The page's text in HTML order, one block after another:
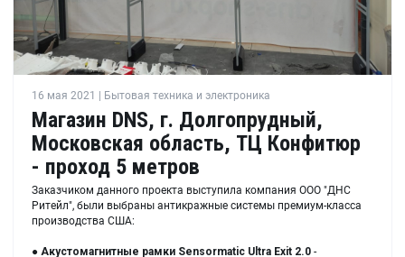
16 мая 2021 | Бытовая техника и электроника
Магазин DNS, г. Долгопрудный,
Московская область, ТЦ Конфитюр
- проход 5 метров
Заказчиком данного проекта выступила компания ООО "ДНС
Ритейл", были выбраны антикражные системы премиум-класса
производства США:
● Акустомагнитные рамки Sensormatic Ultra Exit 2.0 -